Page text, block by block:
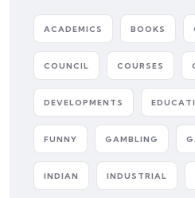
ACADEMICS BOOKS
COUNCIL COURSES
DEVELOPMENTS
FUNNY GAMBLING
INDIAN INDUSTRIAL